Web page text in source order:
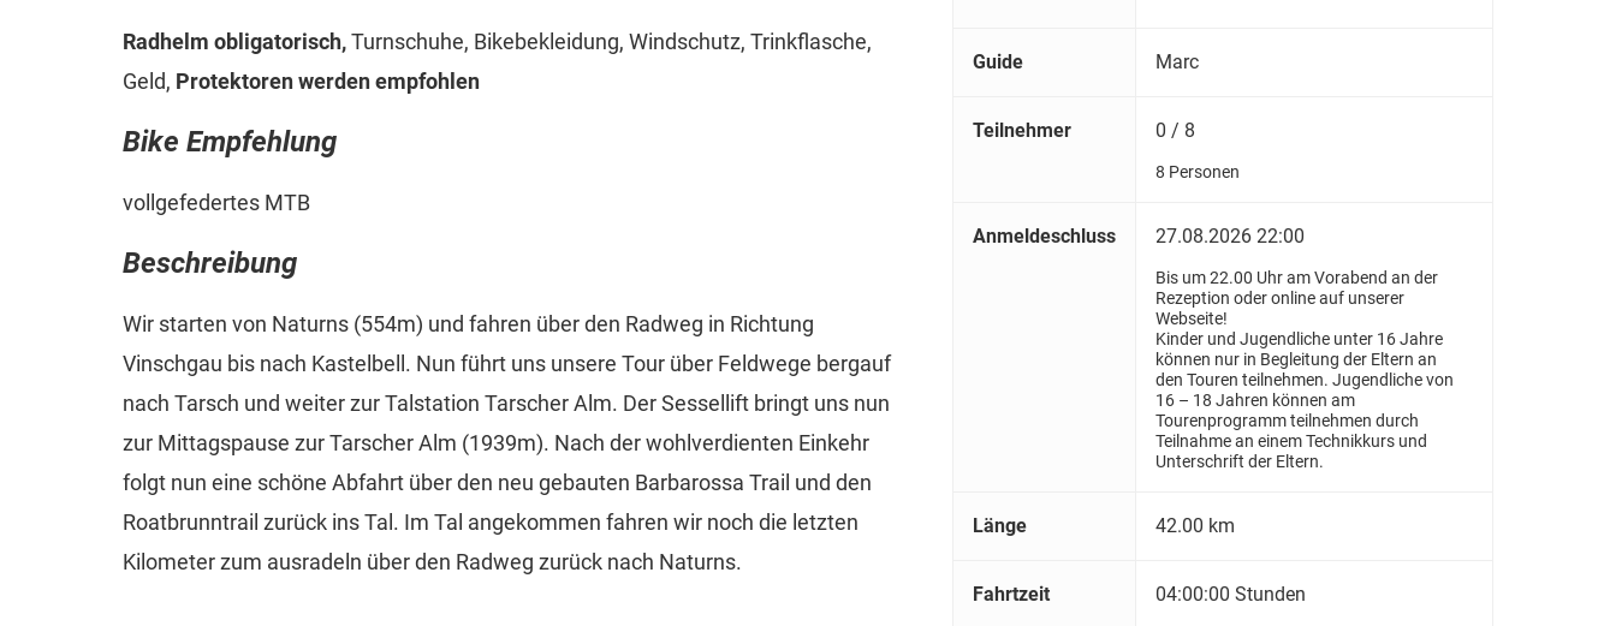
Guide Marc
Teilnehmer 0 / 8
8 Personen
Anmeldeschluss 27.08.2026 22:00
Bis um 22.00 Uhr am Vorabend an der
Rezeption oder online auf unserer
Webseite!
Kinder und Jugendliche unter 16 Jahre
können nur in Begleitung der Eltern an
den Touren teilnehmen. Jugendliche von
16 – 18 Jahren können am
Tourenprogramm teilnehmen durch
Teilnahme an einem Technikkurs und
Unterschrift der Eltern.
Länge 42.00 km
Fahrtzeit 04:00:00 Stunden
Radhelm obligatorisch,Turnschuhe, Bikebekleidung, Windschutz, Trinkflasche,
Geld, Protektoren werden empfohlen
Bike Empfehlung
vollgefedertes MTB
Beschreibung
Wir starten von Naturns (554m) und fahren über den Radweg in Richtung
Vinschgau bis nach Kastelbell. Nun führt uns unsere Tour über Feldwege bergauf
nach Tarsch und weiter zur Talstation Tarscher Alm. Der Sessellift bringt uns nun
zur Mittagspause zur Tarscher Alm (1939m). Nach der wohlverdienten Einkehr
folgt nun eine schöne Abfahrt über den neu gebauten Barbarossa Trail und den
Roatbrunntrail zurück ins Tal. Im Tal angekommen fahren wir noch die letzten
Kilometer zum ausradeln über den Radweg zurück nach Naturns.